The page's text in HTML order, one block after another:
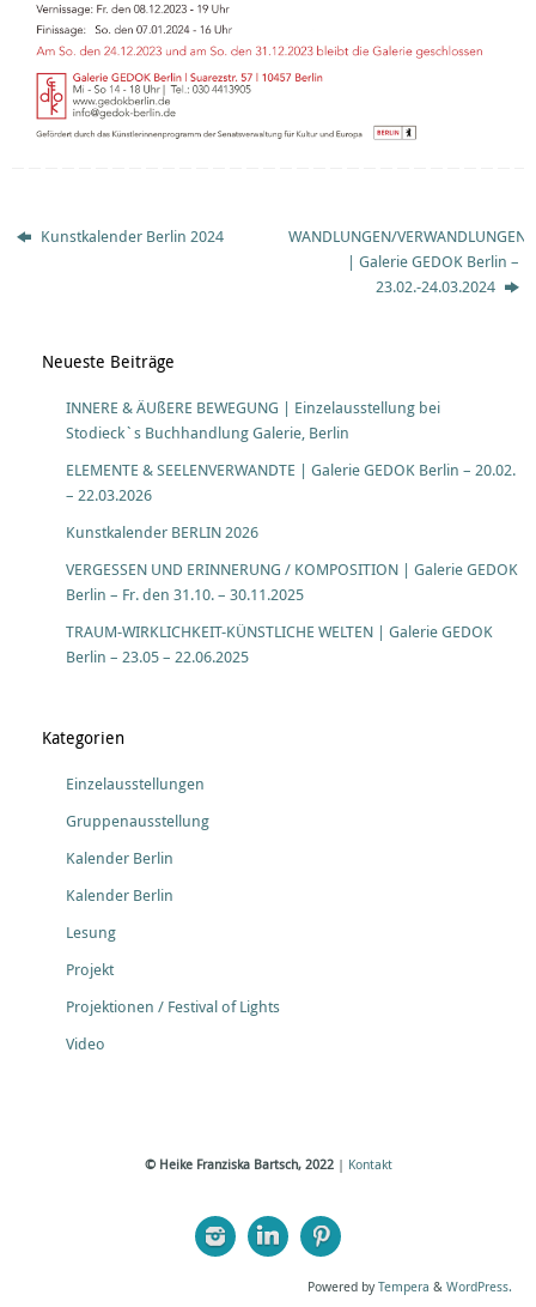
Kunstkalender Berlin 2024
WANDLUNGEN/VERWANDLUNGEN
| Galerie GEDOK Berlin –
23.02.-24.03.2024
Neueste Beiträge
INNERE & ÄUßERE BEWEGUNG | Einzelausstellung bei
Stodieck`s Buchhandlung Galerie, Berlin
ELEMENTE & SEELENVERWANDTE | Galerie GEDOK Berlin – 20.02.
– 22.03.2026
Kunstkalender BERLIN 2026
VERGESSEN UND ERINNERUNG / KOMPOSITION | Galerie GEDOK
Berlin – Fr. den 31.10. – 30.11.2025
TRAUM-WIRKLICHKEIT-KÜNSTLICHE WELTEN | Galerie GEDOK
Berlin – 23.05 – 22.06.2025
Kategorien
Einzelausstellungen
Gruppenausstellung
Kalender Berlin
Kalender Berlin
Lesung
Projekt
Projektionen / Festival of Lights
Video
© Heike Franziska Bartsch, 2022| Kontakt
Powered byTempera & WordPress.